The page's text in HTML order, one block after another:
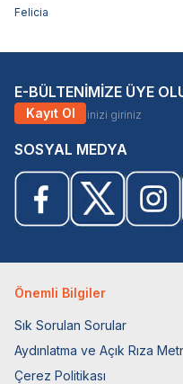
Felicia
E-BÜLTENİMİZE ÜYE
Kayıt Ol
SOSYAL MEDYA
Önemli Bilgiler
Sık Sorulan Sorular
Aydınlatma ve Açık Rıza
Çerez Politikası